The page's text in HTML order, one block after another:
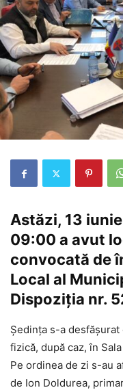
Astăzi, 13
09:00 a avut
convocată de
Local al
Dispoziția nr.
Şedinţa s-a
fizică, după caz, în
Pe ordinea de zi s-au
de Ion Doldurea,